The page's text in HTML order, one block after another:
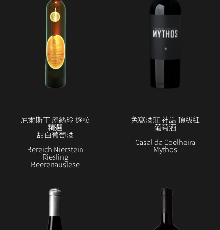
尼爾斯丁 麗絲玲 逐粒
精選
甜白葡萄酒
Bereich Nierstein
Riesling
Beerenauslese
兔窩酒莊 神話 頂級紅
葡萄酒
Casal da Coelheira
Mythos